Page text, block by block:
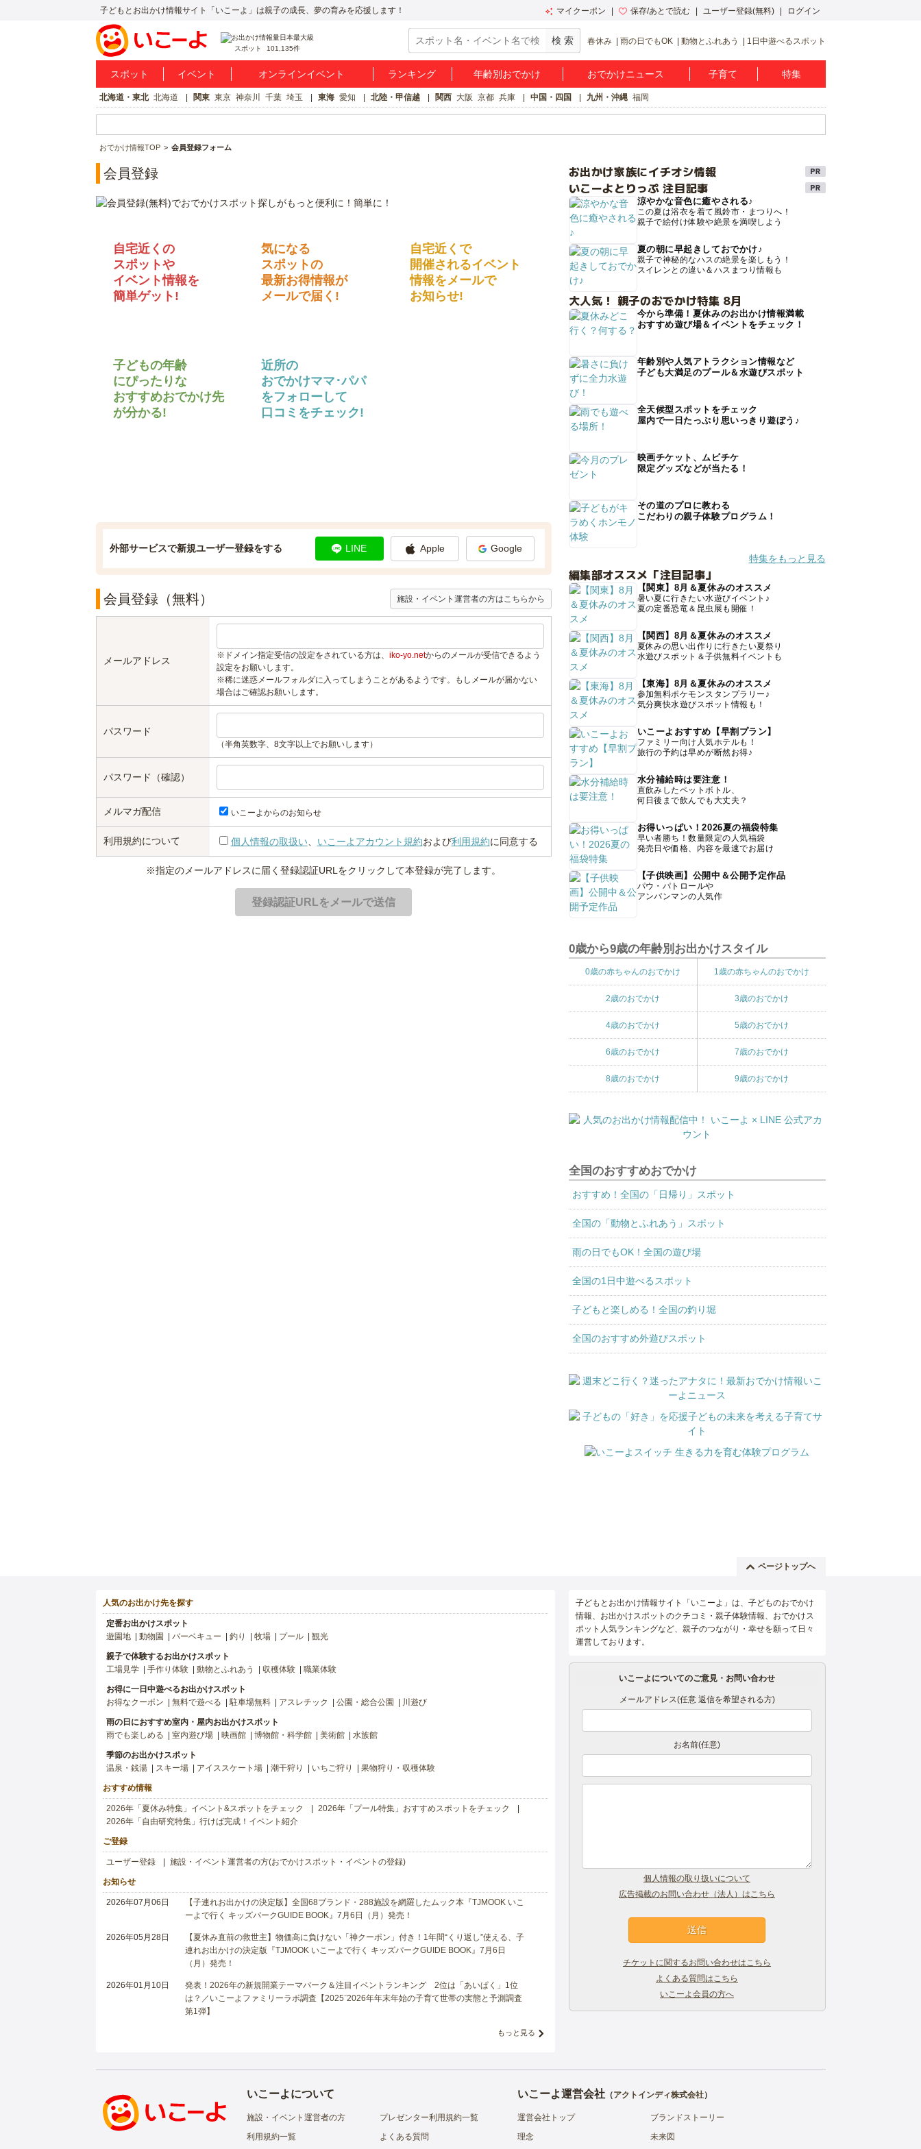
子どもとお出かけ情報サイト「いこーよ」は親子の成長、夢の育みを応援します！ マイクーポン 保存/あとで読む ユーザー登録(無料) ログイン
スポット 101,135件
春休み 雨の日でもOK 動物とふれあう 1日中遊べるスポット
スポット イベント オンラインイベント ランキング 年齢別おでかけ おでかけニュース 子育て 特集
北海道・東北 北海道 関東 東京 神奈川 千葉 埼玉 東海 愛知 北陸・甲信越 関西 大阪 京都 兵庫 中国・四国 九州・沖縄 福岡
おでかけ情報TOP 会員登録フォーム
会員登録
自宅近くの
スポットや
イベント情報を
簡単ゲット!
気になる
スポットの
最新お得情報が
メールで届く!
自宅近くで
開催されるイベント
情報をメールで
お知らせ!
子どもの年齢
にぴったりな
おすすめおでかけ先
が分かる!
近所の
おでかけママ･パパ
をフォローして
口コミをチェック!
外部サービスで新規ユーザー登録をする LINE Apple Google
会員登録（無料） 施設・イベント運営者の方はこちらから
メールアドレス ※ドメイン指定受信の設定をされている方は、 iko-yo.netからのメールが受信できるよう
設定をお願いします。
※稀に迷惑メールフォルダに入ってしまうことがあるようです。もしメールが届かない
場合はご確認お願いします。
パスワード
（半角英数字、8文字以上でお願いします）
パスワード（確認）
メルマガ配信 いこーよからのお知らせ
利用規約について 個人情報の取扱い、 いこーよアカウント規約および利用規約に同意する
※指定のメールアドレスに届く登録認証URLをクリックして本登録が完了します。
お出かけ家族にイチオシ情報
いこーよとりっぷ 注目記事
涼やかな音色に癒やされる♪
この夏は浴衣を着て風鈴市・まつりへ！
親子で絵付け体験や絶景を満喫しよう
夏の朝に早起きしておでかけ♪
親子で神秘的なハスの絶景を楽しもう！
スイレンとの違い＆ハスまつり情報も
大人気！ 親子のおでかけ特集 8月
今から準備！夏休みのお出かけ情報満載
おすすめ遊び場＆イベントをチェック！
年齢別や人気アトラクション情報など
子ども大満足のプール＆水遊びスポット
全天候型スポットをチェック
屋内で一日たっぷり思いっきり遊ぼう♪
映画チケット、ムビチケ
限定グッズなどが当たる！
その道のプロに教わる
こだわりの親子体験プログラム！
特集をもっと見る
編集部オススメ「注目記事」
【関東】8月＆夏休みのオススメ
暑い夏に行きたい水遊びイベント♪
夏の定番恐竜＆昆虫展も開催！
【関西】8月＆夏休みのオススメ
夏休みの思い出作りに行きたい夏祭り
水遊びスポット＆子供無料イベントも
【東海】8月＆夏休みのオススメ
参加無料ポケモンスタンプラリー♪
気分爽快水遊びスポット情報も！
いこーよおすすめ【早割プラン】
ファミリー向け人気ホテルも！
旅行の予約は早めが断然お得♪
水分補給時は要注意！
直飲みしたペットボトル、
何日後まで飲んでも大丈夫？
お得いっぱい！2026夏の福袋特集
早い者勝ち！数量限定の人気福袋
発売日や価格、内容を最速でお届け
【子供映画】公開中＆公開予定作品
パウ・パトロールや
アンパンマンの人気作
0歳から9歳の年齢別お出かけスタイル
0歳の赤ちゃんのおでかけ 1歳の赤ちゃんのおでかけ
2歳のおでかけ 3歳のおでかけ
4歳のおでかけ 5歳のおでかけ
6歳のおでかけ 7歳のおでかけ
8歳のおでかけ 9歳のおでかけ
全国のおすすめおでかけ
おすすめ！全国の「日帰り」スポット
全国の「動物とふれあう」スポット
雨の日でもOK！全国の遊び場
全国の1日中遊べるスポット
子どもと楽しめる！全国の釣り堀
全国のおすすめ外遊びスポット
ページトップへ
人気のお出かけ先を探す
定番お出かけスポット
遊園地
動物園 バーベキュー 釣り 牧場 プール 観光
親子で体験するお出かけスポット
工場見学
手作り体験 動物とふれあう 収穫体験 職業体験
お得に一日中遊べるお出かけスポット
お得なクーポン
無料で遊べる 駐車場無料 アスレチック 公園・総合公園 川遊び
雨の日におすすめ室内・屋内お出かけスポット
雨でも楽しめる
室内遊び場 映画館 博物館・科学館 美術館 水族館
季節のお出かけスポット
温泉・銭湯
スキー場 アイススケート場 潮干狩り いちご狩り 果物狩り・収穫体験
おすすめ情報
2026年「夏休み特集」イベント&スポットをチェック
2026年「プール特集」おすすめスポットをチェック
2026年「自由研究特集」行けば完成！イベント紹介
ご登録
ユーザー登録 施設・イベント運営者の方(おでかけスポット・イベントの登録)
お知らせ
2026年07月06日
【子連れお出かけの決定版】全国68ブランド・288施設を網羅したムック本『TJMOOK いこ
ーよで行く キッズパークGUIDE BOOK』7月6日（月）発売！
2026年05月28日
【夏休み直前の救世主】物価高に負けない「神クーポン」付き！1年間“くり返し”使える、子
連れお出かけの決定版『TJMOOK いこーよで行く キッズパークGUIDE BOOK』7月6日
（月）発売！
2026年01月10日
発表！2026年の新規開業テーマパーク＆注目イベントランキング 2位は「あいぱく」1位
は？／いこーよファミリーラボ調査【2025⁻2026年年末年始の子育て世帯の実態と予測調査
第1弾】
もっと見る
子どもとお出かけ情報サイト「いこーよ」は、子どものおでかけ
情報、お出かけスポットのクチコミ・親子体験情報、おでかけス
ポット人気ランキングなど、親子のつながり・幸せを願って日々
運営しております。
いこーよについてのご意見・お問い合わせ
メールアドレス(任意 返信を希望される方)
お名前(任意)
個人情報の取り扱いについて
広告掲載のお問い合わせ（法人）はこちら
チケットに関するお問い合わせはこちら
よくある質問はこちら
いこーよ会員の方へ
いこーよについて
施設・イベント運営者の方
プレゼンター利用規約一覧
利用規約一覧
よくある質問
いこーよ運営会社（アクトインディ株式会社）
運営会社トップ
ブランドストーリー
理念
未来図